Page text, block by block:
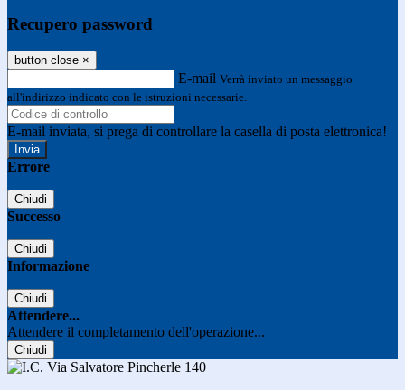
Recupero password
button close ×
E-mail Verrà inviato un messaggio
all'indirizzo indicato con le istruzioni necessarie.
E-mail inviata, si prega di controllare la casella di posta elettronica!
Errore
Chiudi
Successo
Chiudi
Informazione
Chiudi
Attendere...
Attendere il completamento dell'operazione...
Chiudi